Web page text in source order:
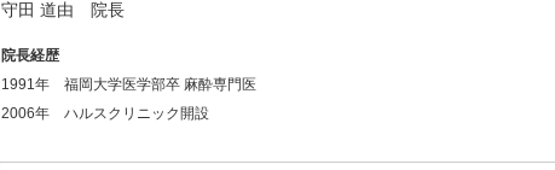
守田 道由 院長
院長経歴
1991年 福岡大学医学部卒 麻酔専門医
2006年 ハルスクリニック開設